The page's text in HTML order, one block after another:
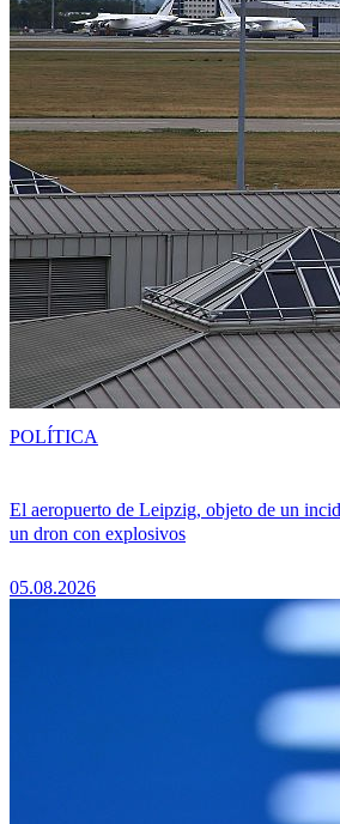
El aeropuerto de Leipzig, objeto de un
un dron con explosivos
05.08.2026
POLÍTICA